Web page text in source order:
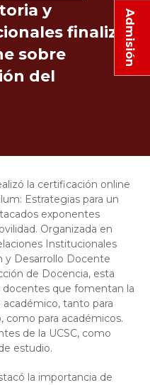
Admisión
y
finaliza
sobre
del
la certificación online
Estrategias para un
exponentes
Organizada en
Institucionales
y Desarrollo Docente
de Docencia, esta
que fomentan la
tanto para
como para académicos.
de la UCSC, como
estudio.
la importancia de